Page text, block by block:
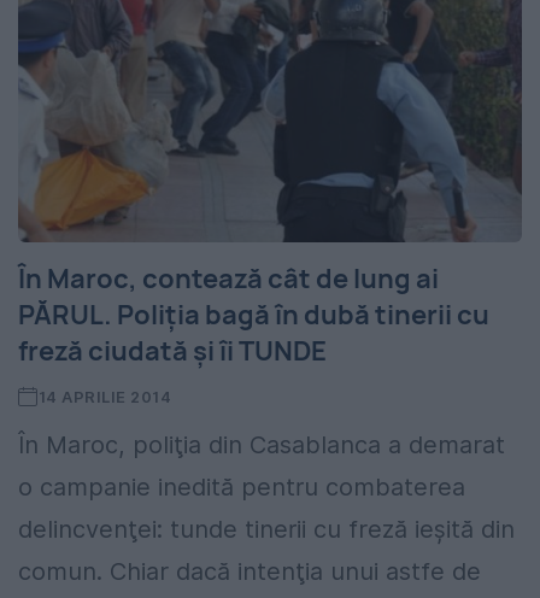
În Maroc, contează cât de lung ai
PĂRUL. Poliţia bagă în dubă tinerii cu
freză ciudată şi îi TUNDE
14 APRILIE 2014
În Maroc, poliţia din Casablanca a demarat
o campanie inedită pentru combaterea
delincvenţei: tunde tinerii cu freză ieşită din
comun. Chiar dacă intenţia unui astfe de